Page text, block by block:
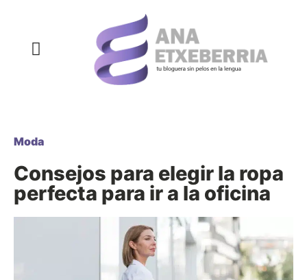
Moda
Consejos para elegir la ropa
perfecta para ir a la oficina